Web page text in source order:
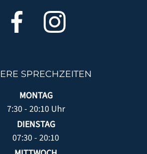
SPRECHZEITEN
MONTAG
7:30 - 20:10 Uhr
DIENSTAG
07:30 - 20:10